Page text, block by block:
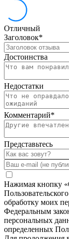
Отличный
Заголовок*
Достоинства
Недостатки
Комментарий*
Представьтесь
Нажимая кнопку
обработку моих
Федеральным
персональных
определенных